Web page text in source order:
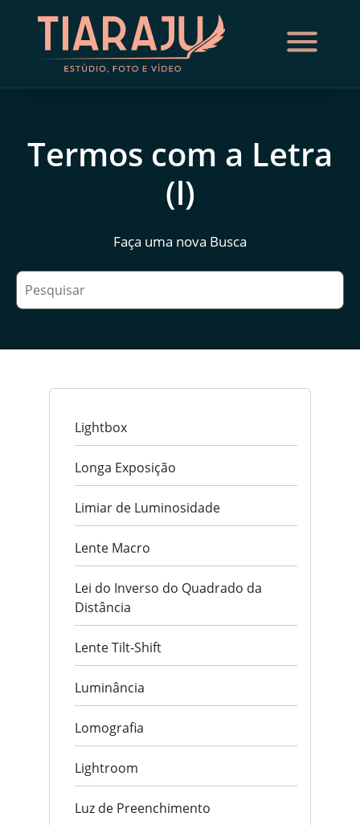
Termos com a Letra
(l)
Faça uma nova Busca
Lightbox
Longa Exposição
Limiar de Luminosidade
Lente Macro
Lei do Inverso do Quadrado da
Distância
Lente Tilt-Shift
Luminância
Lomografia
Lightroom
Luz de Preenchimento